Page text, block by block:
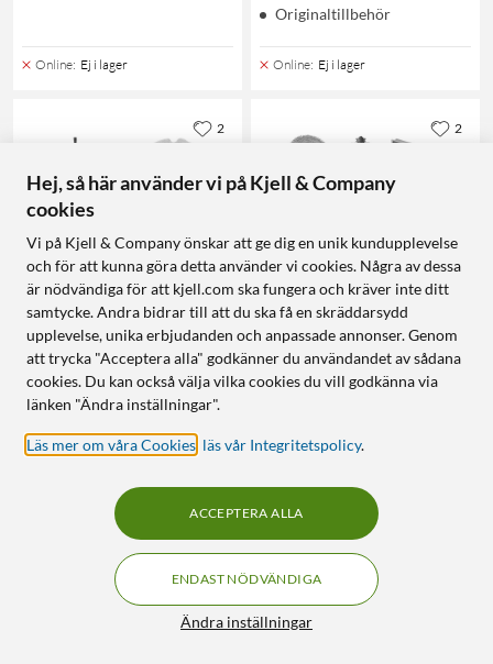
Online: Ej i lager
Originaltillbehör
Online: Ej i lager
Dreame
Tillbehörskit till Dreame
D9 Max Black
359:-
Inkluderar filter, borstar och
moppdukar
Passar Dreame D9 Max
Originaltillbehör
2
Dreame
Tillbehörskit till Dreame
L10s Pro
Inkluderar filter, borstar och
Passar Dreame L10s Pro
Originaltillbehör
Online:
2
Hej, så här använder vi på Kjell & Company
cookies
Vi på Kjell & Company önskar att ge dig en unik kundupplevelse
och för att kunna göra detta använder vi cookies. Några av dessa
är nödvändiga för att kjell.com ska fungera och kräver inte ditt
samtycke. Andra bidrar till att du ska få en skräddarsydd
upplevelse, unika erbjudanden och anpassade annonser. Genom
att trycka "Acceptera alla" godkänner du användandet av sådana
cookies. Du kan också välja vilka cookies du vill godkänna via
länken "Ändra inställningar".
Läs mer om våra Cookies läs vår Integritetspolicy.
Ändra inställningar
ENDAST NÖDVÄNDIGA
ACCEPTERA ALLA